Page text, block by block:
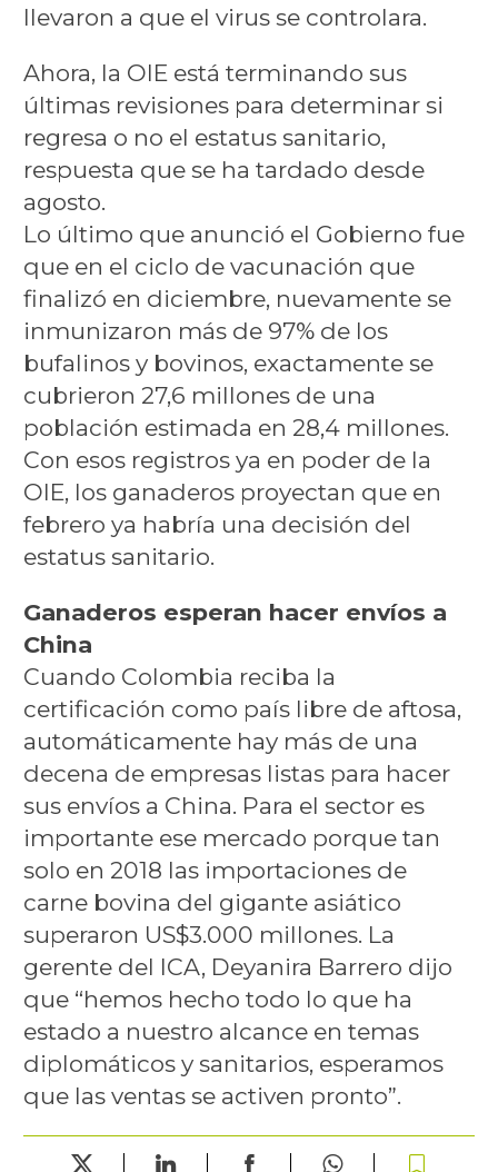
llevaron a que el virus se controlara.
Ahora, la OIE está terminando sus
últimas revisiones para determinar si
regresa o no el estatus sanitario,
respuesta que se ha tardado desde
agosto.
Lo último que anunció el Gobierno fue
que en el ciclo de vacunación que
finalizó en diciembre, nuevamente se
inmunizaron más de 97% de los
bufalinos y bovinos, exactamente se
cubrieron 27,6 millones de una
población estimada en 28,4 millones.
Con esos registros ya en poder de la
OIE, los ganaderos proyectan que en
febrero ya habría una decisión del
estatus sanitario.
Ganaderos esperan hacer envíos a
China
Cuando Colombia reciba la
certificación como país libre de aftosa,
automáticamente hay más de una
decena de empresas listas para hacer
sus envíos a China. Para el sector es
importante ese mercado porque tan
solo en 2018 las importaciones de
carne bovina del gigante asiático
superaron US$3.000 millones. La
gerente del ICA, Deyanira Barrero dijo
que “hemos hecho todo lo que ha
estado a nuestro alcance en temas
diplomáticos y sanitarios, esperamos
que las ventas se activen pronto”.